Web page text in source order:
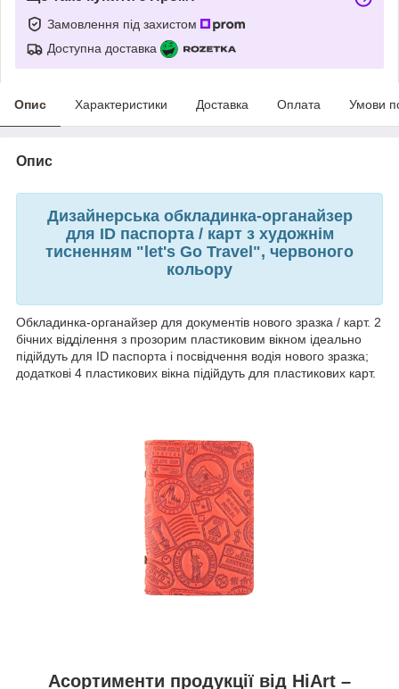
Замовлення під захистом
Доступна доставка
Опис Характеристики Доставка Оплата Умови
Опис
Дизайнерська обкладинка-органайзер
для ID паспорта / карт з художнім
тисненням "let's Go Travel", червоного
кольору
Обкладинка-органайзер для документів нового зразка / карт. 2
бічних відділення з прозорим пластиковим вікном ідеально
підійдуть для ID паспорта і посвідчення водія нового зразка;
додаткові 4 пластикових вікна підійдуть для пластикових карт.
Асортименти продукції від HiArt –